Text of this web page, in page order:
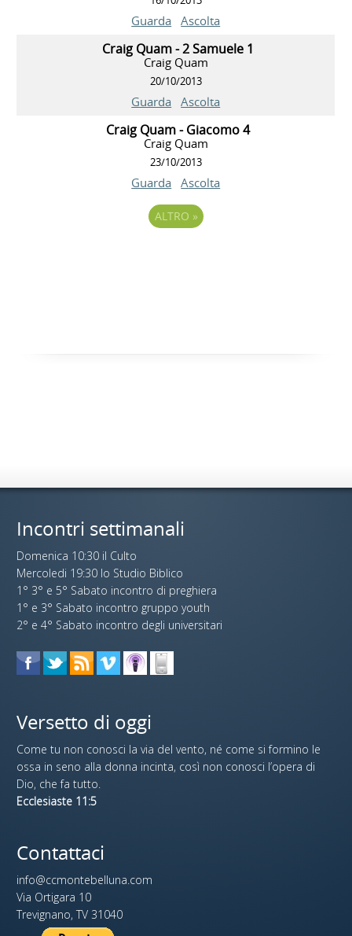
Guarda Ascolta
Craig Quam - 2 Samuele 1
Craig Quam
20/10/2013
Guarda Ascolta
Craig Quam - Giacomo 4
Craig Quam
23/10/2013
Guarda Ascolta
ALTRO »
Incontri settimanali
Domenica 10:30 il Culto
Mercoledi 19:30 lo Studio Biblico
1° 3° e 5° Sabato incontro di preghiera
1° e 3° Sabato incontro gruppo youth
2° e 4° Sabato incontro degli universitari
Versetto di oggi
Come tu non conosci la via del vento, né come si formino le
ossa in seno alla donna incinta, così non conosci l’opera di
Dio, che fa tutto.
Ecclesiaste 11:5
Contattaci
info@ccmontebelluna.com
Via Ortigara 10
Trevignano, TV 31040